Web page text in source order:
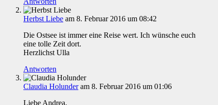
Herbst Liebe am 8. Februar 2016 um 08:42
Die Ostsee ist immer eine Reise wert. Ich wünsche euch
eine tolle Zeit dort.
Herzlichst Ulla
Antworten
Claudia Holunder am 8. Februar 2016 um 01:06
Liebe Andrea,